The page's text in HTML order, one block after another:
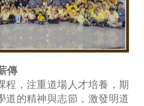
傳
程，注重道場人才培養，期
道的精神與志節，激發明道